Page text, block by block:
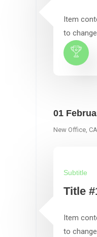
Item
to
Subtitle
Title
Item
to
01
New Office, CA